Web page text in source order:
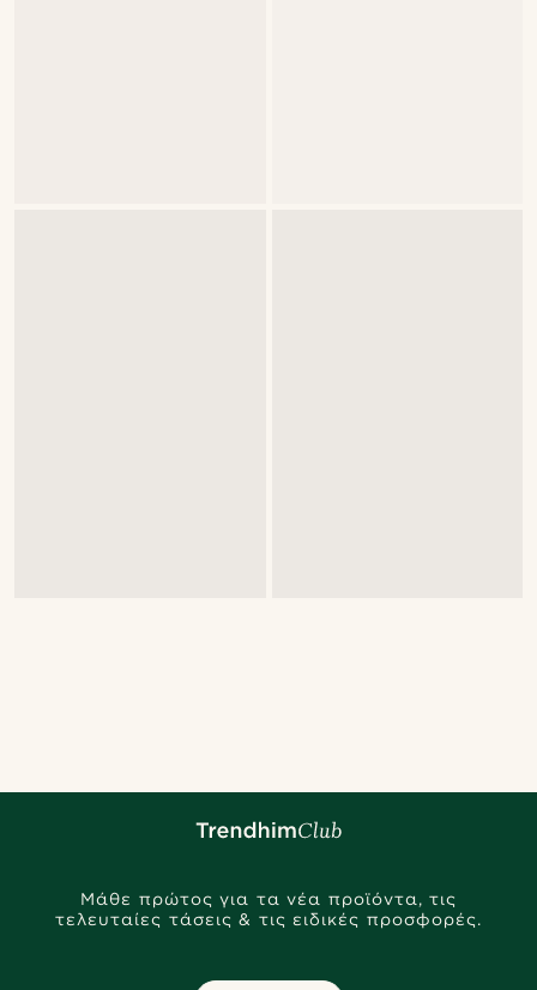
Μάθε πρώτος για τα νέα προϊόντα, τις
τελευταίες τάσεις & τις ειδικές προσφορές.